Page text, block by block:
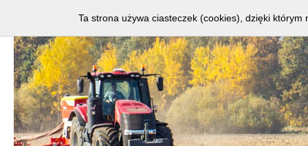
Ta strona używa ciasteczek (cookies), dzięki którym